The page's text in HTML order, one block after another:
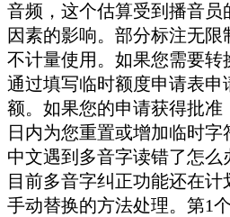
音频，这个估算受到播音员
因素的影响。部分标注无限
不计量使用。如果您需要转
通过填写临时额度申请表申
额。如果您的申请获得批准
日内为您重置或增加临时字
中文遇到多音字读错了怎么
目前多音字纠正功能还在计
手动替换的方法处理。第1